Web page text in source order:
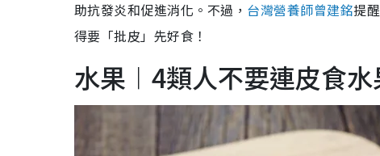
助抗發炎和促進消化。不過， 台灣營養師曾建銘提
得要「批皮」先好食！
水果︱4類人不要連皮食水